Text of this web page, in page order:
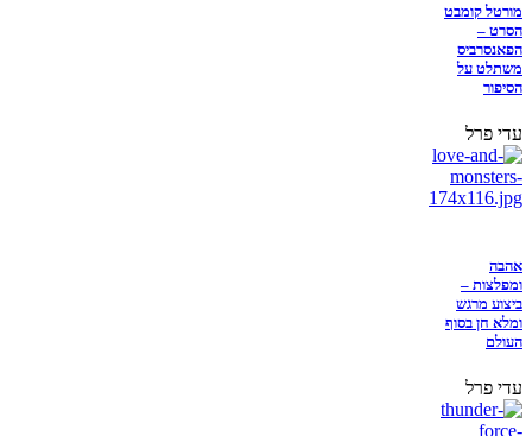
מורטל קומבט
הסרט –
הפאנסרביס
משתלט על
הסיפור
עדי פרל
אהבה
ומפלצות –
ביצוע מרגש
ומלא חן בסוף
העולם
עדי פרל